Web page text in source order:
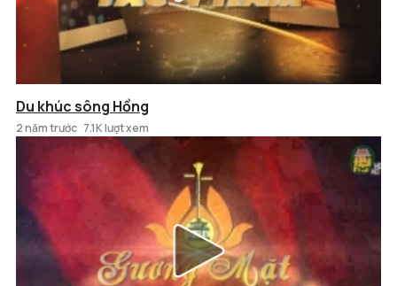
Du khúc sông Hồng
2 năm trước 7.1K lượt xem